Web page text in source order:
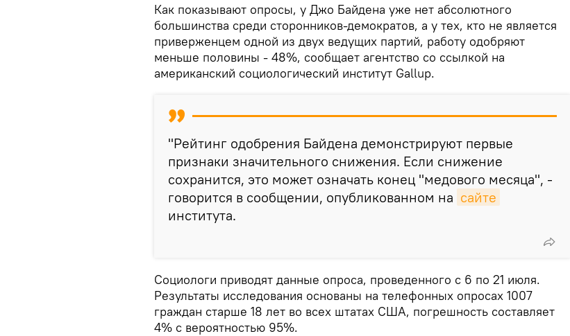
Как показывают опросы, у Джо Байдена уже нет абсолютного
большинства среди сторонников-демократов, а у тех, кто не является
приверженцем одной из двух ведущих партий, работу одобряют
меньше половины - 48%, сообщает агентство со ссылкой на
американский социологический институт Gallup.
"Рейтинг одобрения Байдена демонстрируют первые
признаки значительного снижения. Если снижение
сохранится, это может означать конец "медового месяца", -
говорится в сообщении, опубликованном на сайте
института.
Социологи приводят данные опроса, проведенного с 6 по 21 июля.
Результаты исследования основаны на телефонных опросах 1007
граждан старше 18 лет во всех штатах США, погрешность составляет
4% c вероятностью 95%.